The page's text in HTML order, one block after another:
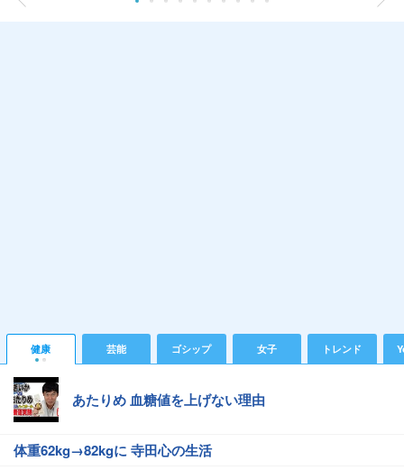
健康 芸能 ゴシップ 女子 トレンド
あたりめ 血糖値を上げない理由
体重62kg→82kgに 寺田心の生活